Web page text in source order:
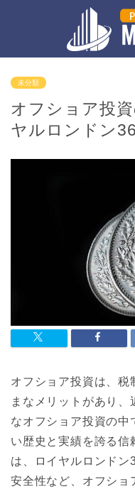
未分類
オフショア投
ヤルロンドン
オフショア投資は、税
まなメリットがあり
なオフショア投資の
い歴史と実績を誇る信
は、ロイヤルロンドン
安全性など、オフショ